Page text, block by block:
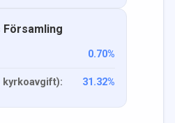
0.70%
31.32%